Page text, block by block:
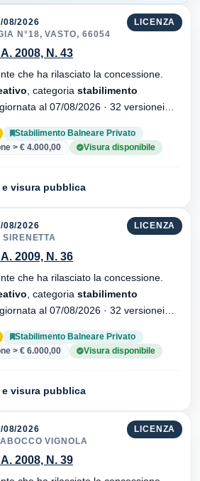
LICENZA
08/2026
N°18, VASTO, 66054
2008, N. 43
che ha rilasciato la concessione.
, categoria stabilimento
Stabilimento Balneare Privato
> € 4.000,00 Visura disponibile
visura pubblica
LICENZA
08/2026
2009, N. 36
che ha rilasciato la concessione.
, categoria stabilimento
Stabilimento Balneare Privato
> € 6.000,00 Visura disponibile
visura pubblica
LICENZA
08/2026
VIGNOLA
2008, N. 39